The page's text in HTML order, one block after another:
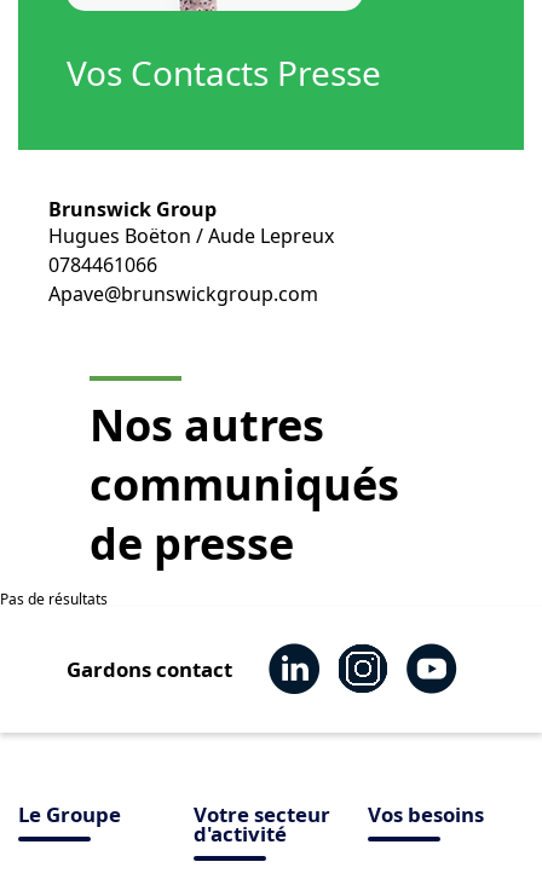
Vos Contacts Presse
Brunswick Group
Hugues Boëton / Aude Lepreux
0784461066
Apave@brunswickgroup.com
Nos autres
communiqués
de presse
Pas de résultats
Gardons contact
Le Groupe Votre secteur
d'activité
Vos besoins